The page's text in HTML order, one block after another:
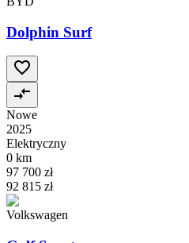
Dolphin Surf
Nowe
2025
Elektryczny
0 km
97 700 zł
92 815 zł
Volkswagen